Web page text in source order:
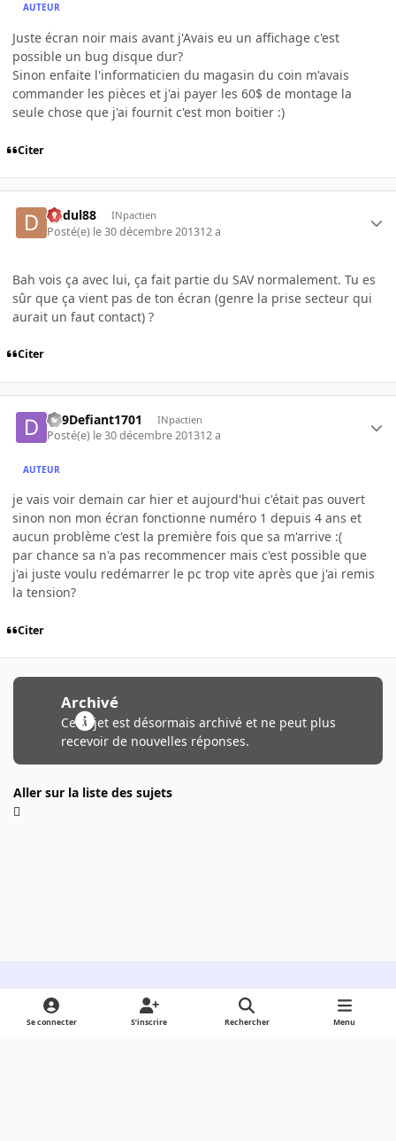
AUTEUR
Juste écran noir mais avant j'Avais eu un affichage c'est
possible un bug disque dur?
Sinon enfaite l'informaticien du magasin du coin m'avais
commander les pièces et j'ai payer les 60$ de montage la
seule chose que j'ai fournit c'est mon boitier :)
Citer
dudul88 INpactien
Posté(e) le 30 décembre 201312 a
Bah vois ça avec lui, ça fait partie du SAV normalement. Tu es
sûr que ça vient pas de ton écran (genre la prise secteur qui
aurait un faut contact) ?
Citer
Ds9Defiant1701 INpactien
Posté(e) le 30 décembre 201312 a
AUTEUR
je vais voir demain car hier et aujourd'hui c'était pas ouvert
sinon non mon écran fonctionne numéro 1 depuis 4 ans et
aucun problème c'est la première fois que sa m'arrive :(
par chance sa n'a pas recommencer mais c'est possible que
j'ai juste voulu redémarrer le pc trop vite après que j'ai remis
la tension?
Citer
Archivé
Ce sujet est désormais archivé et ne peut plus
recevoir de nouvelles réponses.
Aller sur la liste des sujets
Light ModeDark ModeSystem Preference
Se connecter S’inscrire Rechercher Menu